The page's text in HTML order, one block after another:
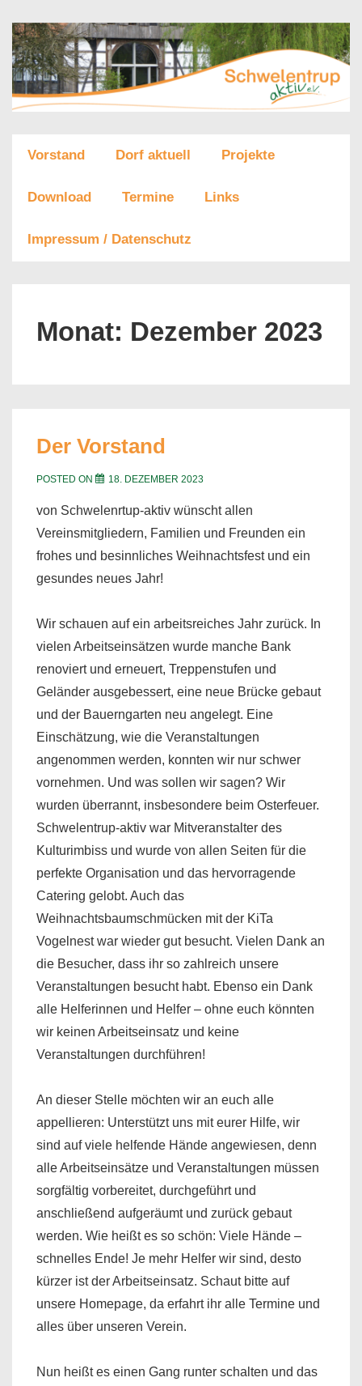
Zum
Inhalt
Main
Vorstand Dorf aktuell Projekte
Download Termine Links
Impressum / Datenschutz
Monat: Dezember 2023
Der Vorstand
POSTED ON 18. DEZEMBER 2023
von Schwelenrtup-aktiv wünscht allen
Vereinsmitgliedern, Familien und Freunden ein
frohes und besinnliches Weihnachtsfest und ein
gesundes neues Jahr!
Wir schauen auf ein arbeitsreiches Jahr zurück. In
vielen Arbeitseinsätzen wurde manche Bank
renoviert und erneuert, Treppenstufen und
Geländer ausgebessert, eine neue Brücke gebaut
und der Bauerngarten neu angelegt. Eine
Einschätzung, wie die Veranstaltungen
angenommen werden, konnten wir nur schwer
vornehmen. Und was sollen wir sagen? Wir
wurden überrannt, insbesondere beim Osterfeuer.
Schwelentrup-aktiv war Mitveranstalter des
Kulturimbiss und wurde von allen Seiten für die
perfekte Organisation und das hervorragende
Catering gelobt. Auch das
Weihnachtsbaumschmücken mit der KiTa
Vogelnest war wieder gut besucht. Vielen Dank an
die Besucher, dass ihr so zahlreich unsere
Veranstaltungen besucht habt. Ebenso ein Dank
alle Helferinnen und Helfer – ohne euch könnten
wir keinen Arbeitseinsatz und keine
Veranstaltungen durchführen!
An dieser Stelle möchten wir an euch alle
appellieren: Unterstützt uns mit eurer Hilfe, wir
sind auf viele helfende Hände angewiesen, denn
alle Arbeitseinsätze und Veranstaltungen müssen
sorgfältig vorbereitet, durchgeführt und
anschließend aufgeräumt und zurück gebaut
werden. Wie heißt es so schön: Viele Hände –
schnelles Ende! Je mehr Helfer wir sind, desto
kürzer ist der Arbeitseinsatz. Schaut bitte auf
unsere Homepage, da erfahrt ihr alle Termine und
alles über unseren Verein.
Nun heißt es einen Gang runter schalten und das